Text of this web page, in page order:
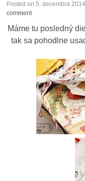
Posted on5. decembra 2014
comment
Máme tu posledný
tak sa pohodlne